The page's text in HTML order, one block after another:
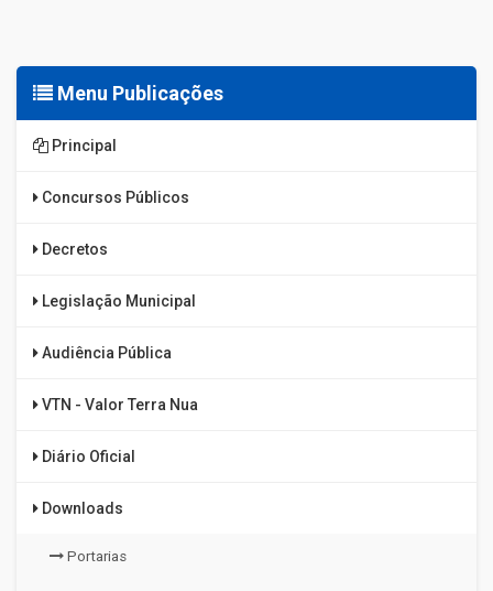
Menu Publicações
Principal
Concursos Públicos
Decretos
Legislação Municipal
Audiência Pública
VTN - Valor Terra Nua
Diário Oficial
Downloads
Portarias